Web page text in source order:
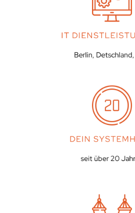
IT
Berlin,
DEIN
seit über 20